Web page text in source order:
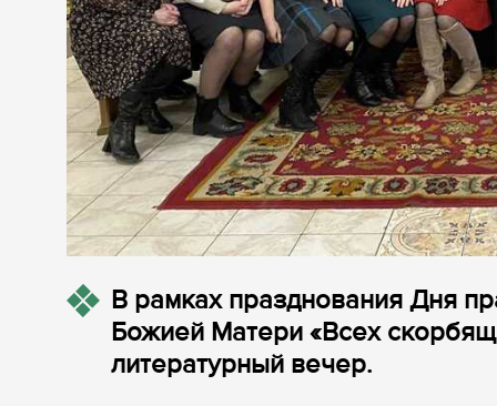
В рамках празднования Дня
Божией Матери «Всех
литературный вечер.